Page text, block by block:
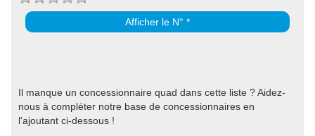
Afficher le N° *
Il manque un concessionnaire quad dans cette liste ? Aidez-
nous à compléter notre base de concessionnaires en
l'ajoutant ci-dessous !